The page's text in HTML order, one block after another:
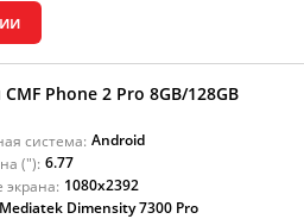
Phone 2 Pro 8GB/128GB
система: Android
("): 6.77
1080x2392
Mediatek Dimensity 7300 Pro